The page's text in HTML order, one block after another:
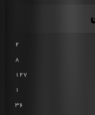
2
8
127
1
36